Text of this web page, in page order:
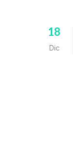
18
Dic